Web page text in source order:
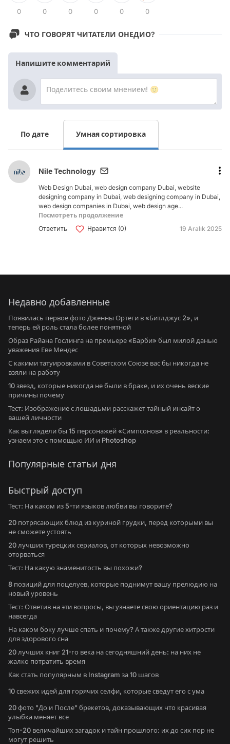
0 0 0 0 0 0
ЧТО ГОВОРЯТ ЧИТАТЕЛИ ОНЕДИО?
Напишите комментарий
По дате Умная сортировка
Nile Technology
Web Design Dubai, web design company Dubai, website
designing company in Dubai, web designing company in Dubai,
web design companies in Dubai, web design age...
Посмотреть продолжение
Ответить
Нравится (0) 19 Aralık 2025
Недавно добавленные
Появилась первое фото Дженны Ортеги в «Битлджус 2», и
теперь ей роль стала более понятной
Образ Райана Гослинга на премьере «Барби» был милой данью
уважения Еве Мендес
С какими татуировками в Советском Союзе вас бы никогда не
взяли на работу
10 звезд, которые никогда не были в браке, и их очень веские
причины почему
Тест: Изображение с лошадьми расскажет тайный инсайт о
вашей личности
Как выглядели бы 15 персонажей «Симпсонов» в реальности:
узнаем это с помощью ИИ и Photoshop
Популярные статьи дня
Быстрый доступ
Тест: На каком из 5-ти языков любви вы говорите?
20 потрясающих блюд из куриной грудки, перед которыми вы
не сможете устоять
20 лучших турецких сериалов, от которых невозможно
оторваться
Тест: На какую знаменитость вы похожи?
8 позиций для поцелуев, которые поднимут вашу прелюдию на
новый уровень
Тест: Ответив на эти вопросы, вы узнаете свою ориентацию раз и
навсегда
На каком боку лучше спать и почему? А также другие хитрости
для здорового сна
20 лучших книг 21-го века на сегодняшний день: на них не
жалко потратить время
Как стать популярным в Instagram за 10 шагов
10 свежих идей для горячих селфи, которые сведут его с ума
20 фото "До и После" брекетов, доказывающих что красивая
улыбка меняет все
Топ-20 величайших загадок и тайн прошлого: их до сих пор не
могут решить